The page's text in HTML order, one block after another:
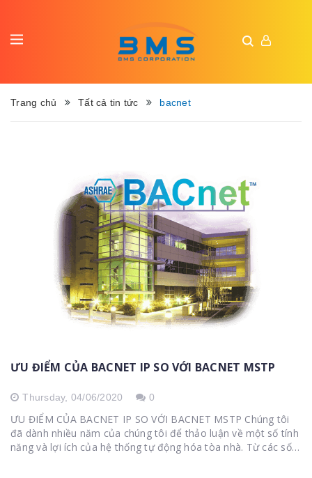
Trang chủ Tất cả tin tức bacnet
ƯU ĐIỂM CỦA BACNET IP SO VỚI BACNET MSTP
Thursday, 04/06/2020 0
ƯU ĐIỂM CỦA BACNET IP SO VỚI BACNET MSTP Chúng tôi
đã dành nhiều năm của chúng tôi để thảo luận về một số tính
năng và lợi ích của hệ thống tự động hóa tòa nhà. Từ các số